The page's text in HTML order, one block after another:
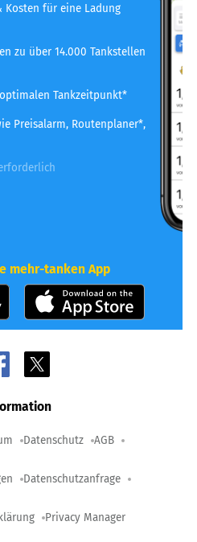
Kosten für eine Ladung
zu über 14.000 Tankstellen
Tankzeitpunkt*
Preisalarm, Routenplaner*,
mehr-tanken App
Datenschutz AGB
Datenschutzanfrage
Privacy Manager